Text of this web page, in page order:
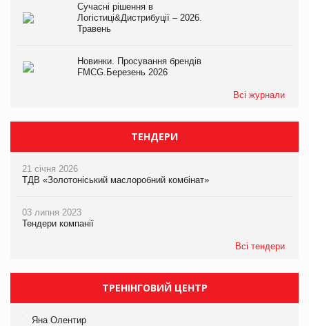
Сучасні рішення в
Логістиці&Дистрибуції – 2026.
Травень
Новинки. Просування брендів
FMCG.Березень 2026
Всі журнали
ТЕНДЕРИ
21 січня 2026
ТДВ «Золотоніський маслоробний комбінат»
03 липня 2023
Тендери компанії
Всі тендери
ТРЕНІНГОВИЙ ЦЕНТР
Яна Олентир